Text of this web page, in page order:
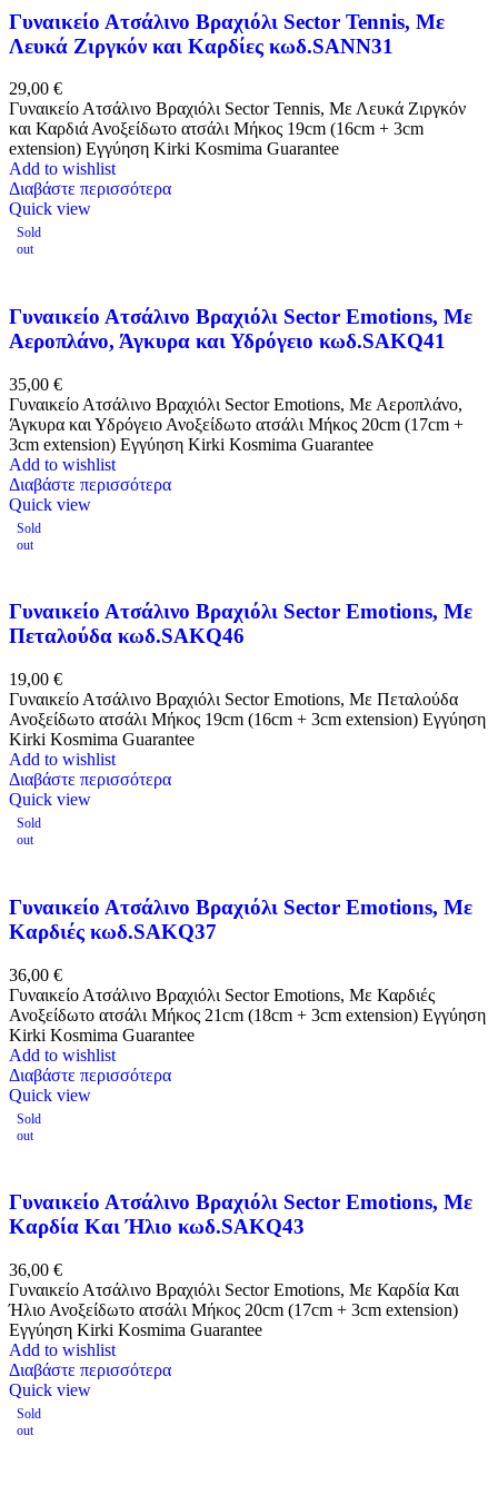
Γυναικείο Ατσάλινο Βραχιόλι Sector Tennis, Με
Λευκά Ζιργκόν και Καρδίες κωδ.SANN31
29,00 €
Γυναικείο Ατσάλινο Βραχιόλι Sector Tennis, Με Λευκά Ζιργκόν
και Καρδιά Ανοξείδωτο ατσάλι Μήκος 19cm (16cm + 3cm
extension) Εγγύηση Kirki Kosmima Guarantee
Add to wishlist
Διαβάστε περισσότερα
Quick view
Sold
out
Γυναικείο Ατσάλινο Βραχιόλι Sector Emotions, Με
Αεροπλάνο, Άγκυρα και Υδρόγειο κωδ.SAKQ41
35,00 €
Γυναικείο Ατσάλινο Βραχιόλι Sector Emotions, Με Αεροπλάνο,
Άγκυρα και Υδρόγειο Ανοξείδωτο ατσάλι Μήκος 20cm (17cm +
3cm extension) Εγγύηση Kirki Kosmima Guarantee
Add to wishlist
Διαβάστε περισσότερα
Quick view
Sold
out
Γυναικείο Ατσάλινο Βραχιόλι Sector Emotions, Με
Πεταλούδα κωδ.SAKQ46
19,00 €
Γυναικείο Ατσάλινο Βραχιόλι Sector Emotions, Με Πεταλούδα
Ανοξείδωτο ατσάλι Μήκος 19cm (16cm + 3cm extension) Εγγύηση
Kirki Kosmima Guarantee
Add to wishlist
Διαβάστε περισσότερα
Quick view
Sold
out
Γυναικείο Ατσάλινο Βραχιόλι Sector Emotions, Με
Καρδιές κωδ.SAKQ37
36,00 €
Γυναικείο Ατσάλινο Βραχιόλι Sector Emotions, Με Καρδιές
Ανοξείδωτο ατσάλι Μήκος 21cm (18cm + 3cm extension) Εγγύηση
Kirki Kosmima Guarantee
Add to wishlist
Διαβάστε περισσότερα
Quick view
Sold
out
Γυναικείο Ατσάλινο Βραχιόλι Sector Emotions, Με
Καρδία Και Ήλιο κωδ.SAKQ43
36,00 €
Γυναικείο Ατσάλινο Βραχιόλι Sector Emotions, Με Καρδία Και
Ήλιο Ανοξείδωτο ατσάλι Μήκος 20cm (17cm + 3cm extension)
Εγγύηση Kirki Kosmima Guarantee
Add to wishlist
Διαβάστε περισσότερα
Quick view
Sold
out